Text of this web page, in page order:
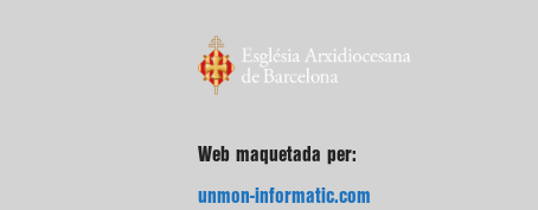
Web maquetada per:
unmon-informatic.com